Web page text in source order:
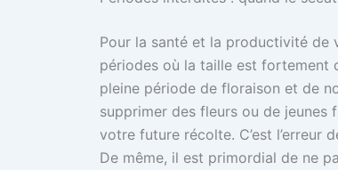
Pour la santé et la productivité
périodes où la taille est fortement
pleine période de floraison et de
supprimer des fleurs ou de
votre future récolte. C’est l’erreur
De même, il est primordial de ne